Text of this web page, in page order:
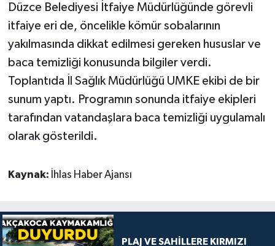
Düzce Belediyesi İtfaiye Müdürlüğünde görevli
itfaiye eri de, öncelikle kömür sobalarının
yakılmasında dikkat edilmesi gereken hususlar ve
baca temizliği konusunda bilgiler verdi.
Toplantıda İl Sağlık Müdürlüğü UMKE ekibi de bir
sunum yaptı. Programın sonunda itfaiye ekipleri
tarafından vatandaşlara baca temizliği uygulamalı
olarak gösterildi.
Kaynak: İhlas Haber Ajansı
PLAJ VE SAHİLLERE KIRMIZI